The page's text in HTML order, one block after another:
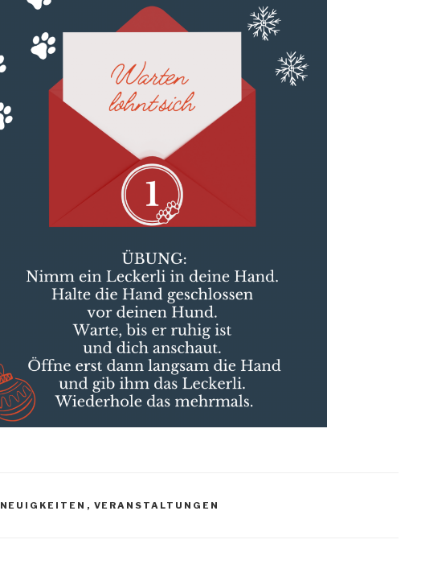
KATEGORIEN
NEUIGKEITEN , VERANSTALTUNGEN